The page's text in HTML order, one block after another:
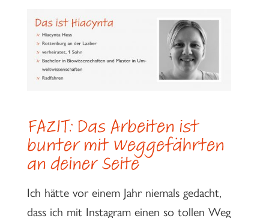
FAZIT: Das Arbeiten ist
bunter mit Weggefährten
an deiner Seite
Ich hätte vor einem Jahr niemals gedacht,
dass ich mit Instagram einen so tollen Weg